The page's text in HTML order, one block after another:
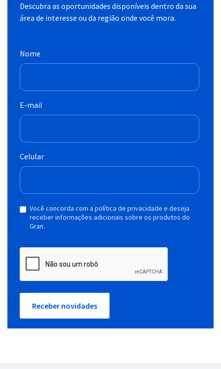
Descubra as oportunidades disponíveis dentro da sua
área de interesse ou da região onde você mora.
Nome
E-mail
Celular
Você concorda com a política de privacidade e deseja
receber informações adicionais sobre os produtos do
Gran.
Receber novidades